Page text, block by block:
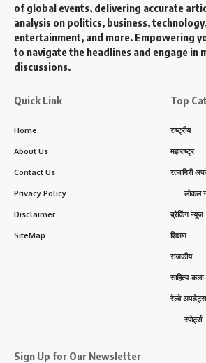
of global events, delivering accurate
analysis on politics, business,
entertainment, and more. Empowering
to navigate the headlines and engage in
discussions.
Quick Link
Home
About Us
Contact Us
Privacy Policy
Disclaimer
SiteMap
Top
राष्ट्रीय
महाराष्ट्र
रत्नागिरी
लोकल
ब्रेकिंग न्यूज
शिक्षण
राजकीय
साहित्य-
रेल्वे
स्पोर्ट्स
Sign Up for Our Newsletter